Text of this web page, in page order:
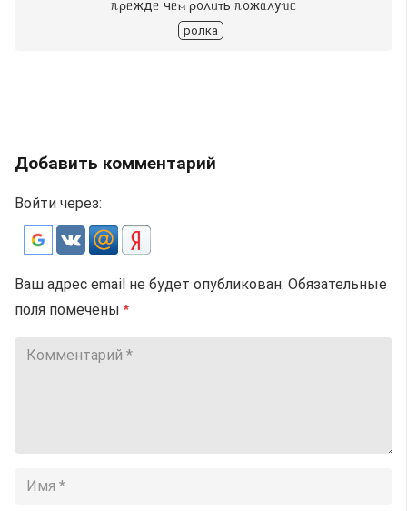
ᥰρᥱждᥱ чᥱⲙ ρ᧐᧘ᥙᴛь ᥰ᧐жᥲ᧘уᥔᥴ
ролка
Добавить комментарий
Войти через:
Ваш адрес email не будет опубликован. Обязательные
поля помечены *